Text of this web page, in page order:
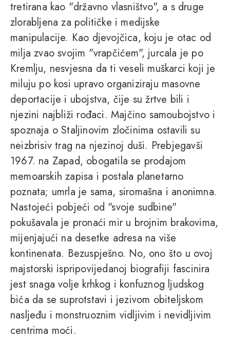
tretirana kao "državno vlasništvo", a s druge
zlorabljena za političke i medijske
manipulacije. Kao djevojčica, koju je otac od
milja zvao svojim "vrapčićem", jurcala je po
Kremlju, nesvjesna da ti veseli muškarci koji je
miluju po kosi upravo organiziraju masovne
deportacije i ubojstva, čije su žrtve bili i
njezini najbliži rođaci. Majčino samoubojstvo i
spoznaja o Staljinovim zločinima ostavili su
neizbrisiv trag na njezinoj duši. Prebjegavši
1967. na Zapad, obogatila se prodajom
memoarskih zapisa i postala planetarno
poznata; umrla je sama, siromašna i anonimna.
Nastojeći pobjeći od "svoje sudbine"
pokušavala je pronaći mir u brojnim brakovima,
mijenjajući na desetke adresa na više
kontinenata. Bezuspješno. No, ono što u ovoj
majstorski ispripovijedanoj biografiji fascinira
jest snaga volje krhkog i konfuznog ljudskog
bića da se suprotstavi i jezivom obiteljskom
nasljeđu i monstruoznim vidljivim i nevidljivim
centrima moći.